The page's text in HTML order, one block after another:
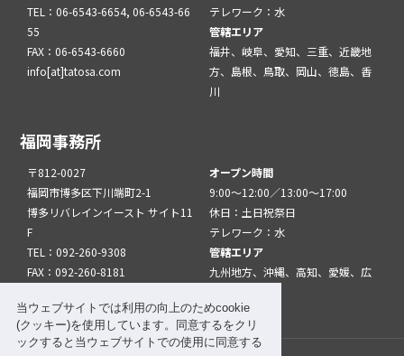
当ウェブサイトでは利用の向上のためcookie
(クッキー)を使用しています。同意するをクリ
ックすると当ウェブサイトでの使用に同意する
TEL：06-6543-6654, 06-6543-66
55
FAX：06-6543-6660
info[at]tatosa.com
テレワーク：水
管轄エリア
福井、岐阜、愛知、三重、近畿地
方、島根、鳥取、岡山、徳島、香
川
福岡事務所
〒812-0027
福岡市博多区下川端町2-1
博多リバレインイースト サイト11
F
TEL：092-260-9308
FAX：092-260-8181
オープン時間
9:00～12:00／13:00～17:00
休日：土日祝祭日
テレワーク：水
管轄エリア
九州地方、沖縄、高知、愛媛、広